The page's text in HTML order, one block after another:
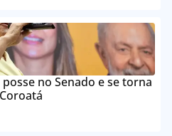
no Senado e se torna